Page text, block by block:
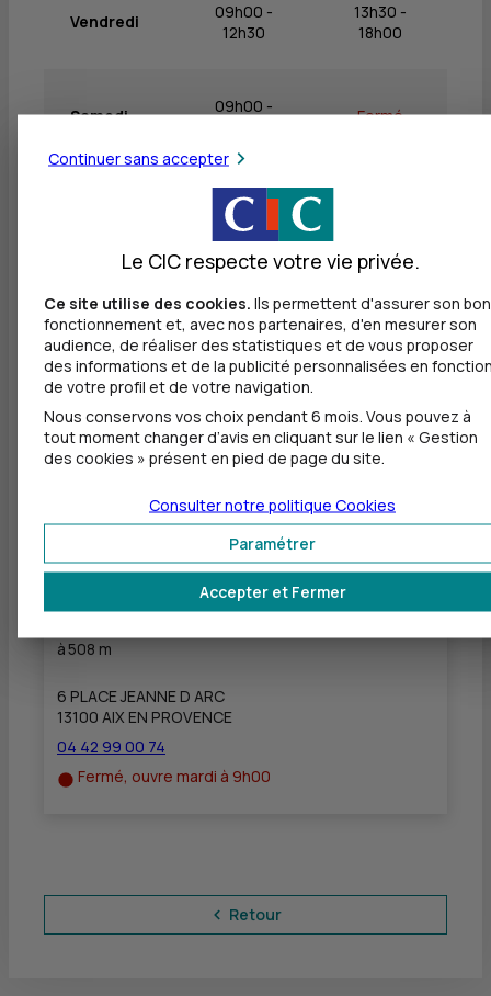
Vendredi
09h00 -
12h30
13h30 -
18h00
Samedi
09h00 -
Fermé
Fermé
Autres agences les plus proches
CIC BANQUE PRIVEE AIX EN PROVENCE - BP AIX EN
PROVENCE
à457 m
120 AVENUE NAPOLEON BONAPARTE
04 42 65 66 20
à508 m
6 PLACE JEANNE D ARC
13100 AIX EN PROVENCE
04 42 99 00 74
Fermé, ouvre mardi à 9h00
Retour
Continuer sans accepter
Le CIC respecte votre vie privée.
Ce site utilise des cookies. Ils permettent d'assurer son bon
fonctionnement et, avec nos partenaires, d'en mesurer son
audience, de réaliser des statistiques et de vous proposer
des informations et de la publicité personnalisées en
de votre profil et de votre navigation.
Nous conservons vos choix pendant 6 mois. Vous pouvez à
tout moment changer d’avis en cliquant sur le lien « Gestion
des cookies » présent en pied de page du site.
Accepter et Fermer
Paramétrer
Consulter notre politique Cookies